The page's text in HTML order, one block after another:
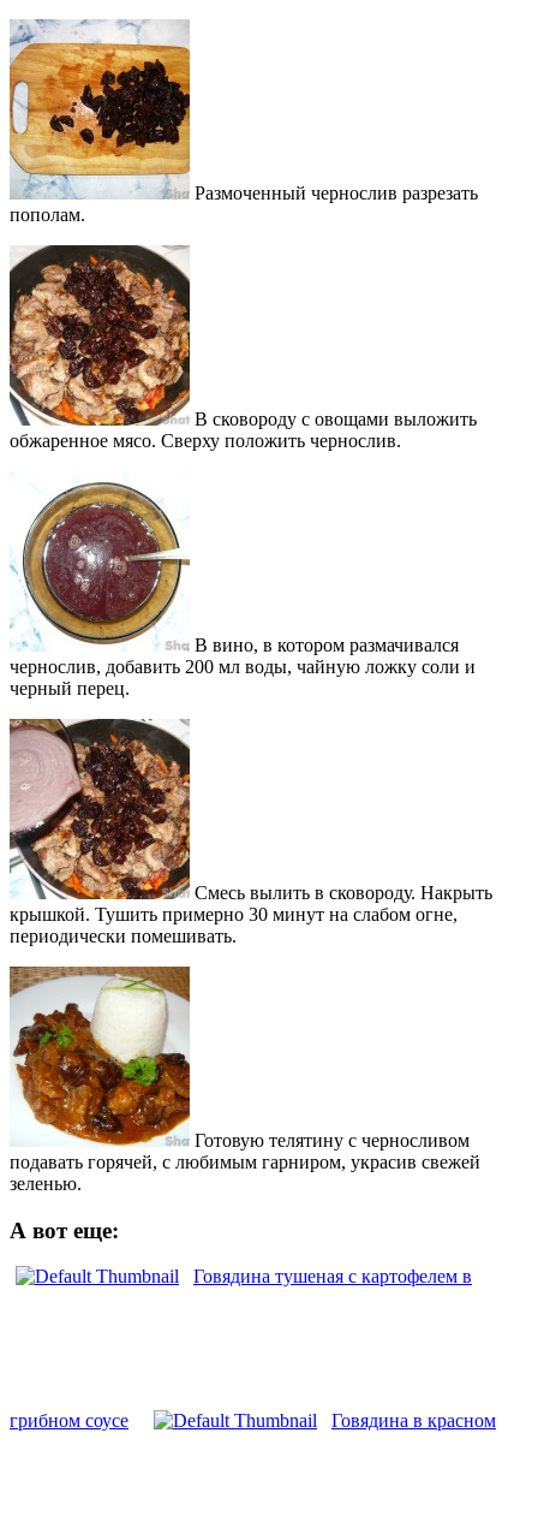
Размоченный чернослив разрезать
пополам.
В сковороду с овощами выложить
обжаренное мясо. Сверху положить чернослив.
В вино, в котором размачивался
чернослив, добавить 200 мл воды, чайную ложку соли и
черный перец.
Смесь вылить в сковороду. Накрыть
крышкой. Тушить примерно 30 минут на слабом огне,
периодически помешивать.
Готовую телятину с черносливом
подавать горячей, с любимым гарниром, украсив свежей
зеленью.
А вот еще:
Говядина тушеная с картофелем в
грибном соусе Говядина в красном